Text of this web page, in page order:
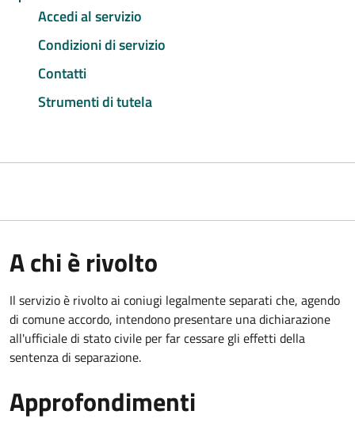
Accedi al servizio
Condizioni di servizio
Contatti
Strumenti di tutela
A chi è rivolto
Il servizio è rivolto ai coniugi legalmente separati che, agendo
di comune accordo, intendono presentare una dichiarazione
all'ufficiale di stato civile per far cessare gli effetti della
sentenza di separazione.
Approfondimenti